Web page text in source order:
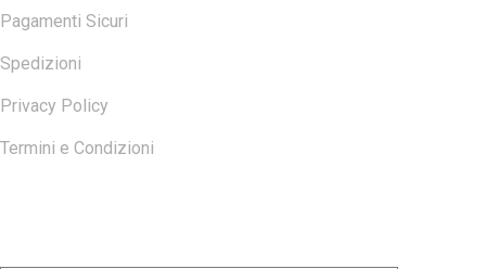
Pagamenti Sicuri
Spedizioni
Privacy Policy
Termini e Condizioni